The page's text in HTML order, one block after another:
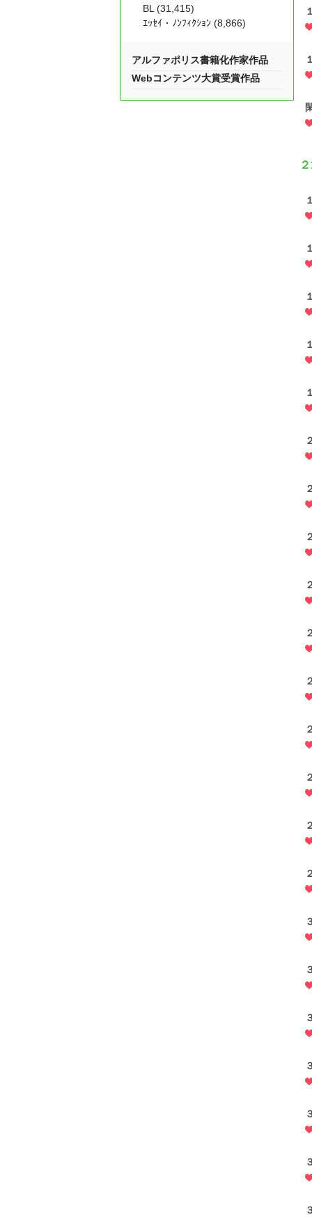
BL (31,415)
ｴｯｾｲ・ﾉﾝﾌｨｸｼｮﾝ (8,866)
アルファポリス書籍化作家作品
Webコンテンツ大賞受賞作品